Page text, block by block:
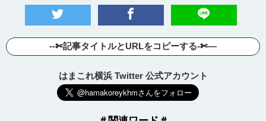
--✄記事タイトルとURLをコピーする-✄—
はまこれ横浜 Twitter 公式アカウント